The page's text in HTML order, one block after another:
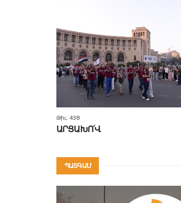
Թիւ: 438
ԱՐՑԱԽՈ՛Վ
ՊԱՏԳԱՄ